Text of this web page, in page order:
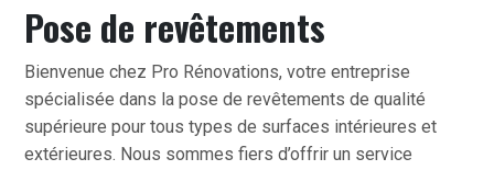
Pose de revêtements
Bienvenue chez Pro Rénovations, votre entreprise
spécialisée dans la pose de revêtements de qualité
supérieure pour tous types de surfaces intérieures et
extérieures. Nous sommes fiers d’offrir un service